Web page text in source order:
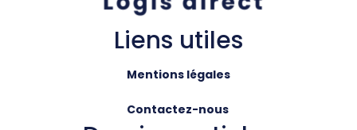
Liens utiles
Mentions légales
Contactez-nous